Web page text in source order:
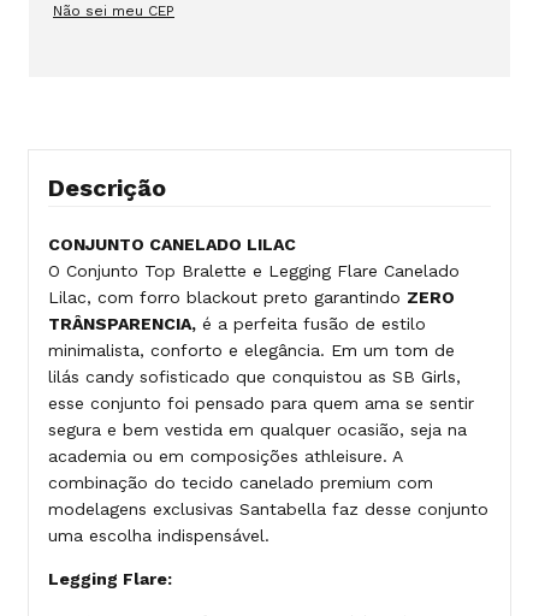
Não sei meu CEP
Descrição
CONJUNTO CANELADO LILAC
O Conjunto Top Bralette e Legging Flare Canelado
Lilac, com forro blackout preto garantindo ZERO
TRÂNSPARENCIA, é a perfeita fusão de estilo
minimalista, conforto e elegância. Em um tom de
lilás candy sofisticado que conquistou as SB Girls,
esse conjunto foi pensado para quem ama se sentir
segura e bem vestida em qualquer ocasião, seja na
academia ou em composições athleisure. A
combinação do tecido canelado premium com
modelagens exclusivas Santabella faz desse conjunto
uma escolha indispensável.
Legging Flare: